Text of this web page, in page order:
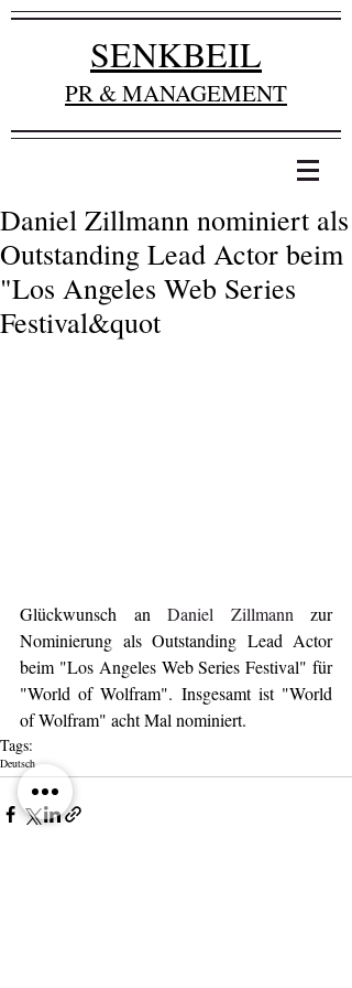
SENKBEIL
PR & MANAGEMENT
Daniel Zillmann nominiert als
Outstanding Lead Actor beim
"Los Angeles Web Series
Festival&quot
Glückwunsch an Daniel Zillmann zur
Nominierung als Outstanding Lead Actor
beim "Los Angeles Web Series Festival" für
"World of Wolfram". Insgesamt ist "World
of Wolfram" acht Mal nominiert.
Tags:
Deutsch